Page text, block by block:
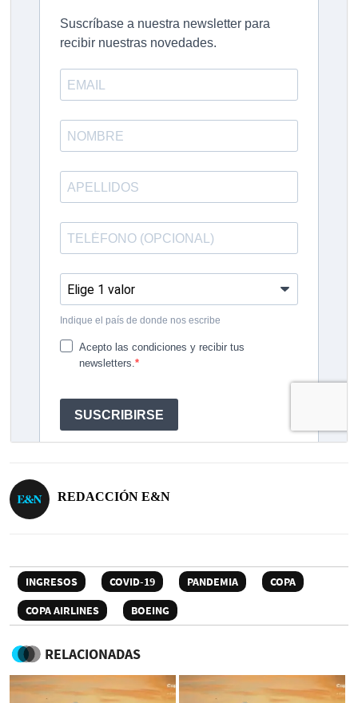
REDACCIÓN E&N
INGRESOS COVID-19 PANDEMIA
COPA
COPA AIRLINES
BOEING
RELACIONADAS